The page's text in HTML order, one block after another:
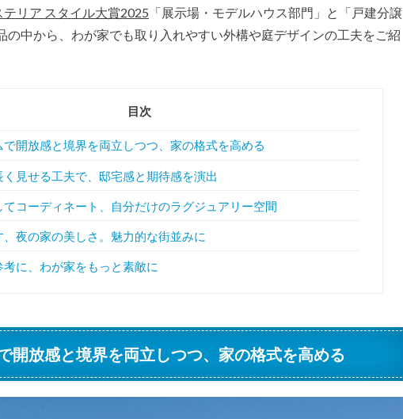
テリア スタイル大賞2025 「展示場・モデルハウス部門」と「戸建分譲
の中から、わが家でも取り入れやすい外構や庭デザインの工夫をご紹
目次
開放感と境界を両立しつつ、家の格式を高める
見せる工夫で、邸宅感と期待感を演出
てコーディネート、自分だけのラグジュアリー空間
夜の家の美しさ。魅力的な街並みに
に、わが家をもっと素敵に
開放感と境界を両立しつつ、家の格式を高める